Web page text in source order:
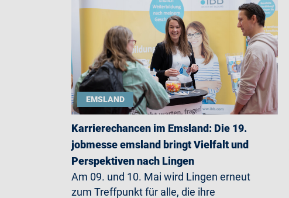
EMSLAND
Karrierechancen im Emsland: Die 19.
jobmesse emsland bringt Vielfalt und
Perspektiven nach Lingen
Am 09. und 10. Mai wird Lingen erneut
zum Treffpunkt für alle, die ihre